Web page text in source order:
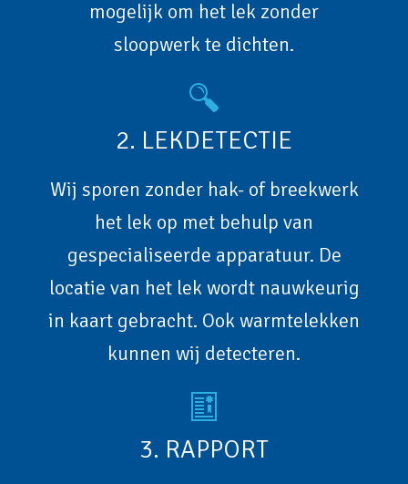
mogelijk om het lek zonder
sloopwerk te dichten.
2. LEKDETECTIE
Wij sporen zonder hak- of breekwerk
het lek op met behulp van
gespecialiseerde apparatuur. De
locatie van het lek wordt nauwkeurig
in kaart gebracht. Ook warmtelekken
kunnen wij detecteren.
3. RAPPORT